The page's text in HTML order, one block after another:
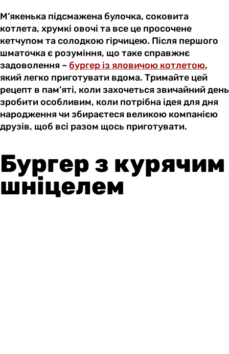
М’якенька підсмажена булочка, соковита
котлета, хрумкі овочі та все це просочене
кетчупом та солодкою гірчицею. Після першого
шматочка є розуміння, що таке справжнє
задоволення – бургер із яловичою котлетою,
який легко приготувати вдома. Тримайте цей
рецепт в пам’яті, коли захочеться звичайний день
зробити особливим, коли потрібна ідея для дня
народження чи збираєтеся великою компанією
друзів, щоб всі разом щось приготувати.
Бургер з курячим
шніцелем